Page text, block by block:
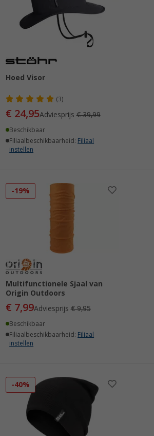
Hoed Visor
(3)
€ 24,95Adviesprijs€ 39,99
Beschikbaar
Filiaalbeschikbaarheid: Filiaal
instellen
-19%
Multifunctionele Sjaal van
Origin Outdoors
€ 7,99Adviesprijs€ 9,95
Beschikbaar
Filiaalbeschikbaarheid: Filiaal
instellen
-40%